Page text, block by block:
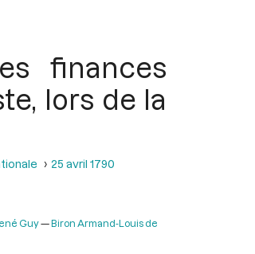
finances
lors de la
25 avril 1790
Guy
Biron Armand-Louis de